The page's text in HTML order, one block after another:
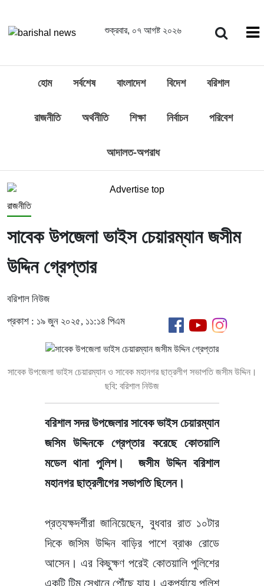
শুক্রবার, ০৭ আগষ্ট ২০২৬
হোম সর্বশেষ বাংলাদেশ বিদেশ বরিশাল
রাজনীতি অর্থনীতি শিক্ষা নির্বাচন পরিবেশ
আদালত-অপরাধ
রাজনীতি
সাবেক উপজেলা ভাইস চেয়ারম্যান জসীম
উদ্দিন গ্রেপ্তার
বরিশাল নিউজ
প্রকাশ : ১৯ জুন ২০২৫, ১১:১৪ পিএম
সাবেক উপজেলা ভাইস চেয়ারম্যান ও সাবেক মহানগর ছাত্রলীগ সভাপতি জসীম উদ্দিন।
ছবি: বরিশাল নিউজ
বরিশাল সদর উপজেলার সাবেক ভাইস চেয়ারম্যান
জসিম উদ্দিনকে গ্রেপ্তার করেছে কোতয়ালি
মডেল থানা পুলিশ। জসীম উদ্দিন বরিশাল
মহানগর ছাত্রলীগের সভাপতি ছিলেন।
প্রত্যক্ষদর্শীরা জানিয়েছেন, বুধবার রাত ১০টার
দিকে জসিম উদ্দিন বাড়ির পাশে ব্রাঞ্চ রোডে
আসেন। এর কিছুক্ষণ পরেই কোতয়ালি পুলিশের
একটি টিম সেখানে পৌঁছে যায়। একপর্যায়ে পুলিশ